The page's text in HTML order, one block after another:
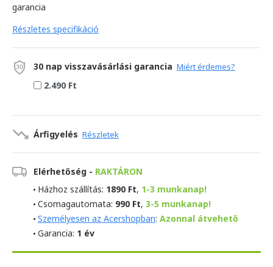
garancia
Részletes specifikáció
30 nap visszavásárlási garancia Miért érdemes?
2.490 Ft
Árfigyelés Részletek
Elérhetőség - RAKTÁRON
Házhoz szállítás: 1890 Ft, 1-3 munkanap!
Csomagautomata: 990 Ft, 3-5 munkanap!
Személyesen az Acershopban: Azonnal átvehető
Garancia: 1 év